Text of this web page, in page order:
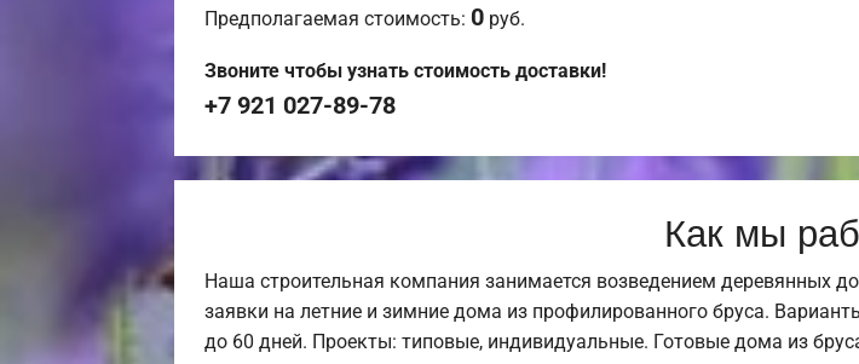
Предполагаемая стоимость: 0 руб.
Звоните чтобы узнать стоимость доставки!
+7 921 027-89-78
Как мы
Наша строительная компания занимается возведением деревянных
заявки на летние и зимние дома из профилированного бруса.
до 60 дней. Проекты: типовые, индивидуальные. Готовые дома из